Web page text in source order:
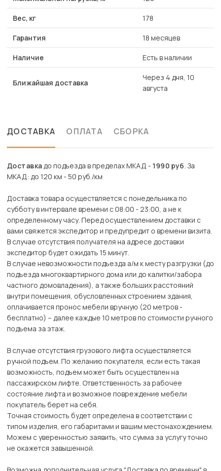
Вес, кг 178
Гарантия 18 месяцев
Наличие Есть в наличии
Ближайшая доставка
Через 4 дня, 10
августа
ДОСТАВКА ОПЛАТА СБОРКА
Доставкадо подъезда в пределах МКАД - 1990 руб. За
МКАД: до 120 км - 50 руб./км
Доставка товара осуществляется с понедельника по
субботу в интервале времени с 08:00 - 23:00, а не к
определенному часу. Перед осуществлением доставки с
вами свяжется экспедитор и предупредит о времени визита.
В случае отсутствия получателя на адресе доставки
экспедитор будет ожидать 15 минут.
В случае невозможности подъезда а/м к месту разгрузки (до
подъезда многоквартирного дома или до калитки/забора
частного домовладения), а также больших расстояний
внутри помещения, обусловленных строением здания,
оплачивается пронос мебели вручную (20 метров -
бесплатно) – далее каждые 10 метров по стоимости ручного
подъема за этаж.
В случае отсутствия грузового лифта осуществляется
ручной подъем. По желанию покупателя, если есть такая
возможность, подъем может быть осуществлен на
пассажирском лифте. Ответственность за рабочее
состояние лифта и возможное повреждение мебели
покупатель берет на себя.
Точная стоимость будет определена в соответствии с
типом изделия, его габаритами и вашим местонахождением.
Можем с уверенностью заявить, что сумма за услугу точно
не окажется завышенной.